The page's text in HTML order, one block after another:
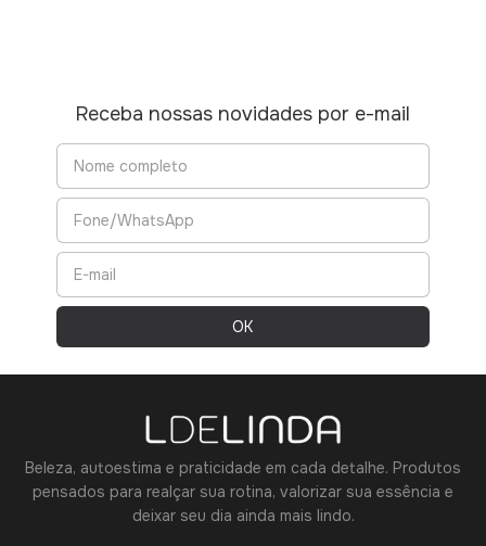
Receba nossas novidades por e-mail
Beleza, autoestima e praticidade em cada detalhe. Produtos
pensados para realçar sua rotina, valorizar sua essência e
deixar seu dia ainda mais lindo.